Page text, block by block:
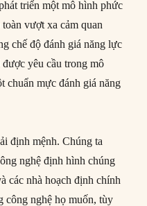
triển một mô hình phức
vượt xa cảm quan
chế độ đánh giá năng lực
yêu cầu trong mô
chuẩn mực đánh giá năng
định mệnh. Chúng ta
nghệ định hình chúng
các nhà hoạch định chính
công nghệ họ muốn, tùy